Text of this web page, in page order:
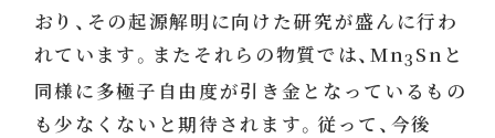
おり、その起源解明に向けた研究が盛んに行わ
れています。またそれらの物質では、Mn3 Snと
同様に多極子自由度が引き金となっているもの
も少なくないと期待されます。従って、今後